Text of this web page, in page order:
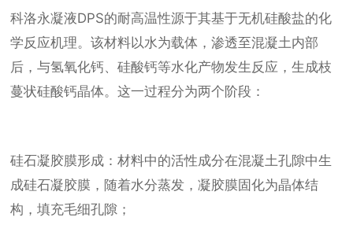
科洛永凝液DPS的耐高温性源于其基于无机硅酸盐的化
学反应机理。该材料以水为载体，渗透至混凝土内部
后，与氢氧化钙、硅酸钙等水化产物发生反应，生成枝
蔓状硅酸钙晶体。这一过程分为两个阶段：
硅石凝胶膜形成：材料中的活性成分在混凝土孔隙中生
成硅石凝胶膜，随着水分蒸发，凝胶膜固化为晶体结
构，填充毛细孔隙；